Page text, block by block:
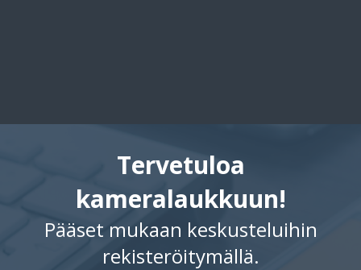
Tervetuloa
kameralaukkuun!
Pääset mukaan keskusteluihin
rekisteröitymällä.